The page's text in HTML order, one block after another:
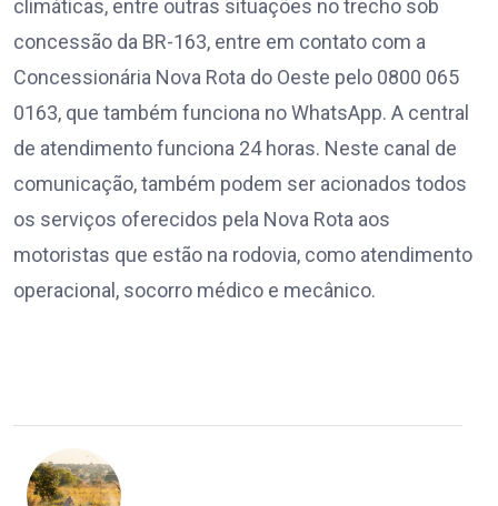
climáticas, entre outras situações no trecho sob
concessão da BR-163, entre em contato com a
Concessionária Nova Rota do Oeste pelo 0800 065
0163, que também funciona no WhatsApp. A central
de atendimento funciona 24 horas. Neste canal de
comunicação, também podem ser acionados todos
os serviços oferecidos pela Nova Rota aos
motoristas que estão na rodovia, como atendimento
operacional, socorro médico e mecânico.